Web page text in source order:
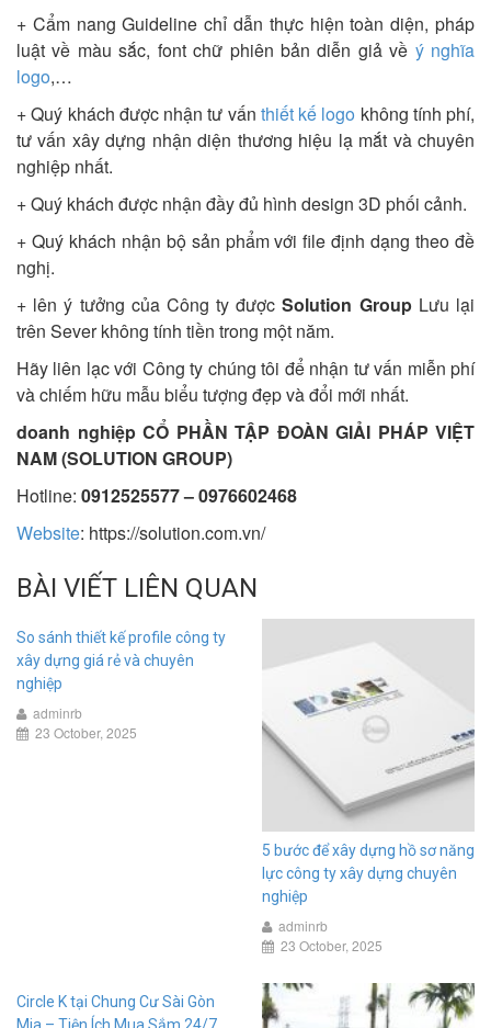
+ Cẩm nang Guideline chỉ dẫn thực hiện toàn diện, pháp
luật về màu sắc, font chữ phiên bản diễn giả về ý nghĩa
logo,…
+ Quý khách được nhận tư vấn thiết kế logo không tính phí,
tư vấn xây dựng nhận diện thương hiệu lạ mắt và chuyên
nghiệp nhất.
+ Quý khách được nhận đầy đủ hình design 3D phối cảnh.
+ Quý khách nhận bộ sản phẩm với file định dạng theo đề
nghị.
+ lên ý tưởng của Công ty đượcSolution GroupLưu lại
trên Sever không tính tiền trong một năm.
Hãy liên lạc với Công ty chúng tôi để nhận tư vấn miễn phí
và chiếm hữu mẫu biểu tượng đẹp và đổi mới nhất.
doanh nghiệp CỔ PHẦN TẬP ĐOÀN GIẢI PHÁP VIỆT
NAM (SOLUTION GROUP)
Hotline: 0912525577 – 0976602468
Website: https://solution.com.vn/
BÀI VIẾT LIÊN QUAN
So sánh thiết kế profile công ty
xây dựng giá rẻ và chuyên
nghiệp
adminrb
23 October, 2025
5 bước để xây dựng hồ sơ năng
lực công ty xây dựng chuyên
nghiệp
adminrb
23 October, 2025
Circle K tại Chung Cư Sài Gòn